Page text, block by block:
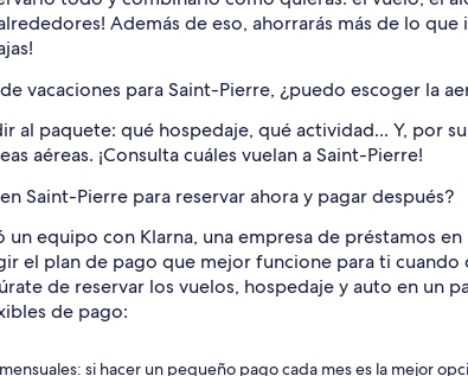
Además de eso, ahorrarás más de lo
vacaciones para Saint-Pierre, ¿puedo escoger la
al paquete: qué hospedaje, qué actividad... Y, por
aéreas. ¡Consulta cuáles vuelan a Saint-Pierre!
Saint-Pierre para reservar ahora y pagar después?
equipo con Klarna, una empresa de préstamos
el plan de pago que mejor funcione para ti
de reservar los vuelos, hospedaje y auto en
de pago:
si hacer un pequeño pago cada mes es la mejor